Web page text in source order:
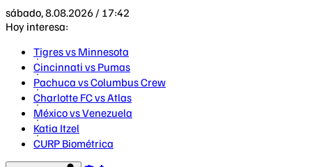
sábado, 8.08.2026 / 17:42
Hoy interesa:
Tigres vs Minnesota
Cincinnati vs Pumas
Pachuca vs Columbus Crew
Charlotte FC vs Atlas
México vs Venezuela
Katia Itzel
CURP Biométrica